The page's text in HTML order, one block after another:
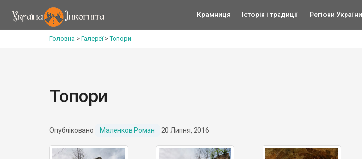
Крамниця Історія і традиції Регіони України
Головна > Галереї>Топори
Топори
Опубліковано Маленков Роман 20 Липня, 2016